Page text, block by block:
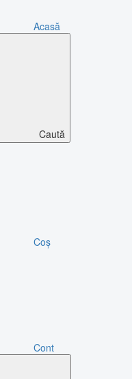
Acasă
Caută
Coș
Cont